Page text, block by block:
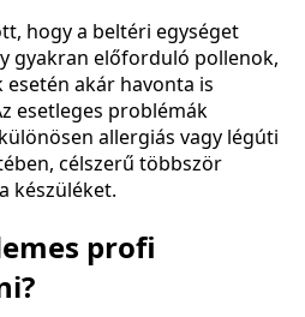
hogy a beltéri egységet
gyakran előforduló pollenok,
esetén akár havonta is
esetleges problémák
allergiás vagy légúti
célszerű többször
készüléket.
profi